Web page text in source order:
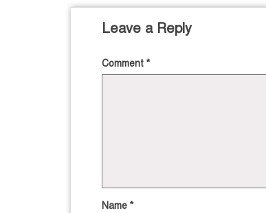
Leave a Reply
Comment *
Name *